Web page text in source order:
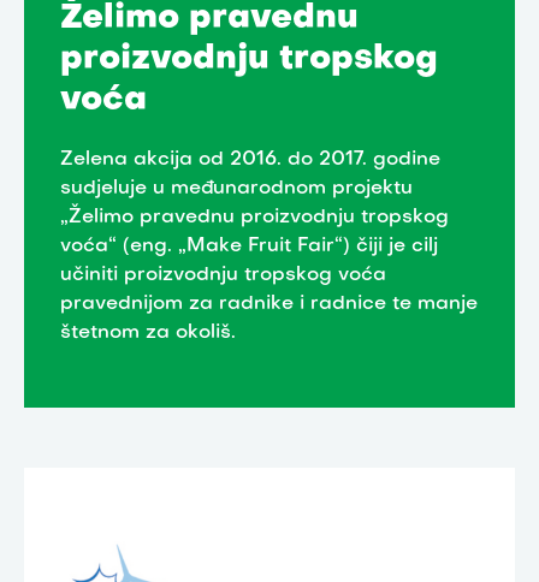
Želimo pravednu
proizvodnju tropskog
voća
Zelena akcija od 2016. do 2017. godine
sudjeluje u međunarodnom projektu
„Želimo pravednu proizvodnju tropskog
voća“ (eng. „Make Fruit Fair“) čiji je cilj
učiniti proizvodnju tropskog voća
pravednijom za radnike i radnice te manje
štetnom za okoliš.